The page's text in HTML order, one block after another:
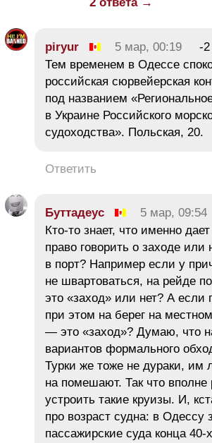
2 ответа →
piryur 5 мар, 00:19
-2
Тем временем в Одессе
российская сюрвейерская
под названием
в Украине Российского
судоходства». Польская, 20.
Ответить
Буттадеус 5 мар, 09:54
Кто-то знает, что именно
право говорить о заходе или
в порт? Например если у
не швартоваться, на рейде
это «заход» или нет? А если
при этом на берег на
— это «заход»? Думаю, что
вариантов формального
Турки же тоже не дураки, им
на помешают. Так что вполне
устроить такие круизы. И,
про возраст судна: в Одессу
пассажирские суда конца 40-